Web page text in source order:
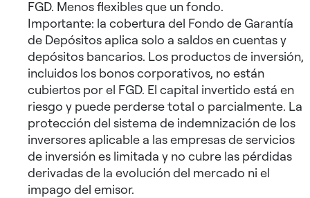
FGD. Menos flexibles que un fondo.
Importante: la cobertura del Fondo de Garantía
de Depósitos aplica solo a saldos en cuentas y
depósitos bancarios. Los productos de inversión,
incluidos los bonos corporativos, no están
cubiertos por el FGD. El capital invertido está en
riesgo y puede perderse total o parcialmente. La
protección del sistema de indemnización de los
inversores aplicable a las empresas de servicios
de inversión es limitada y no cubre las pérdidas
derivadas de la evolución del mercado ni el
impago del emisor.